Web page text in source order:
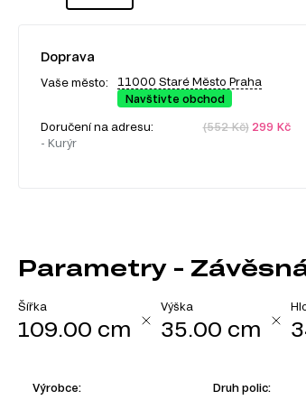
Doprava
Vaše město:
11000 Staré Město Praha
Navštivte obchod
Doručení na adresu:
- Kurýr
(552 Kč)299 Kč
Parametry -
Šířka
109.00 cm
Výška
35.00 cm
Výrobce: Druh polic: